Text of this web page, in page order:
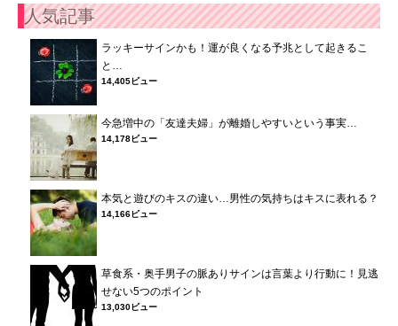
人気記事
ラッキーサインかも！運が良くなる予兆として起きるこ
と…
14,405ビュー
今急増中の「友達夫婦」が離婚しやすいという事実…
14,178ビュー
本気と遊びのキスの違い…男性の気持ちはキスに表れる？
14,166ビュー
草食系・奥手男子の脈ありサインは言葉より行動に！見逃
せない5つのポイント
13,030ビュー